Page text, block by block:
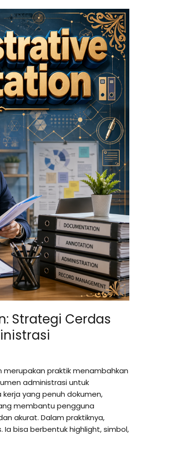
Strategi Cerdas
praktik menambahkan
administrasi untuk
yang penuh dokumen,
membantu pengguna
akurat. Dalam praktiknya,
bisa berbentuk highlight, simbol,